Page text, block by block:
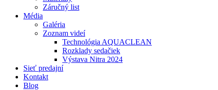
Záručný list
Média
Galéria
Zoznam videí
Technológia AQUACLEAN
Rozklady sedačiek
Výstava Nitra 2024
Sieť predajní
Kontakt
Blog